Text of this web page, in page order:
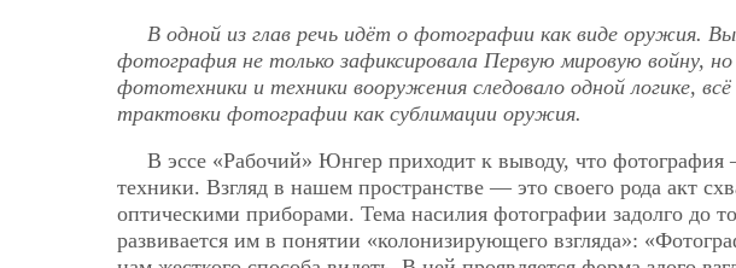
В одной из глав речь идёт о фотографии как виде оружия.
фотография не только зафиксировала Первую мировую войну,
фототехники и техники вооружения следовало одной логике,
трактовки фотографии как сублимации оружия.
В эссе «Рабочий» Юнгер приходит к выводу, что
техники. Взгляд в нашем пространстве — это своего рода акт
оптическими приборами. Тема насилия фотографии задолго до
развивается им в понятии «колонизирующего взгляда»: